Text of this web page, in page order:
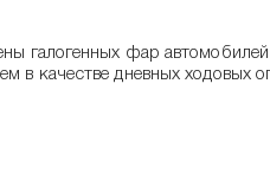
галогенных фар
качестве дневных ходовых